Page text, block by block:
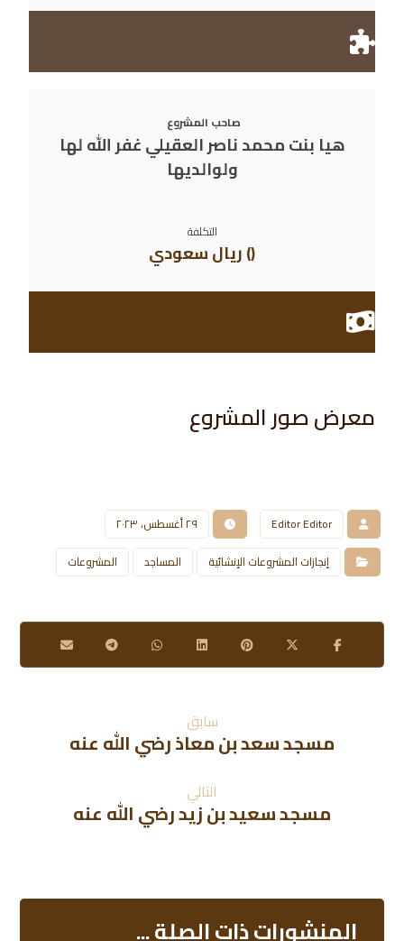
صاحب المشروع
هيا بنت محمد ناصر العقيلي غفر الله لها
ولوالديها
التكلفة
() ريال سعودي
معرض صور المشروع​
Editor Editor
٢٩ أغسطس، ٢٠٢٣
إنجازات المشروعات الإنشائية
المساجد المشروعات
سابق
مسجد سعد بن معاذ رضي الله عنه
التالي
مسجد سعيد بن زيد رضي الله عنه
المنشورات ذات الصلة ...